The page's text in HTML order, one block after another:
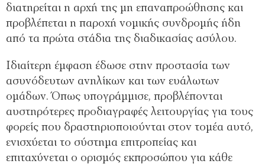
διατηρείται η αρχή της μη επαναπροώθησης και
προβλέπεται η παροχή νομικής συνδρομής ήδη
από τα πρώτα στάδια της διαδικασίας ασύλου.
Ιδιαίτερη έμφαση έδωσε στην προστασία των
ασυνόδευτων ανηλίκων και των ευάλωτων
ομάδων. Όπως υπογράμμισε, προβλέπονται
αυστηρότερες προδιαγραφές λειτουργίας για τους
φορείς που δραστηριοποιούνται στον τομέα αυτό,
ενισχύεται το σύστημα επιτροπείας και
επιταχύνεται ο ορισμός εκπροσώπου για κάθε